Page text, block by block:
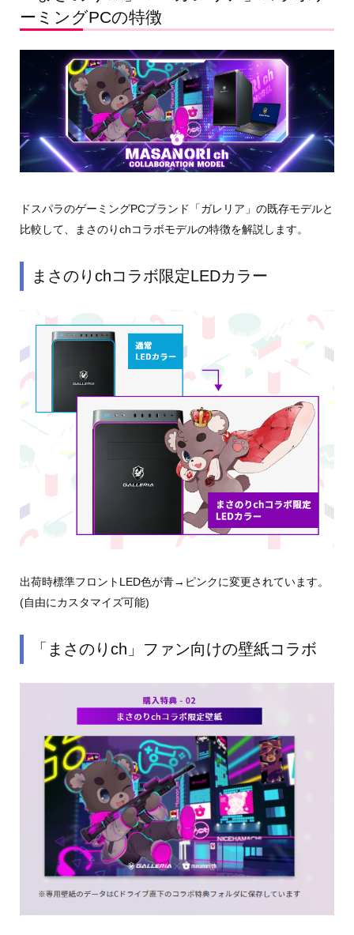
ーミングPCの特徴
ドスパラのゲーミングPCブランド「ガレリア」の既存モデルと
比較して、まさのりchコラボモデルの特徴を解説します。
まさのりchコラボ限定LEDカラー
出荷時標準フロントLED色が青→ピンクに変更されています。
(自由にカスタマイズ可能)
「まさのりch」ファン向けの壁紙コラボ